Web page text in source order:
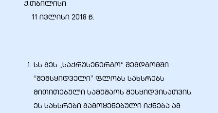
ქ.თბილისი
11 ივლისი 2018 წ.
სს გეს „საქრუსენერგო“ შემდგომში
“შემსყიდველი” ფლობს სახსრებს
მითითებული სამუშაოს შესყიდვისათვის.
ეს სახსრები გამოყენებული იქნება ამ